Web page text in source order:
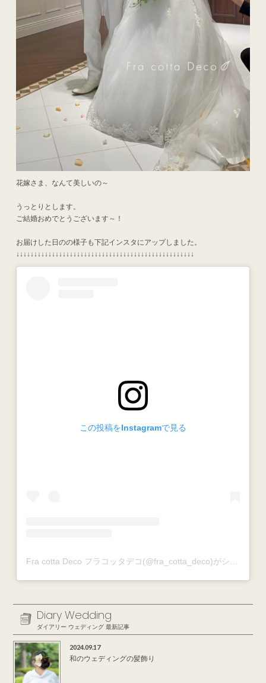
花嫁さま、なんて美しいの～
うっとりとします。
ご結婚おめでとうございます～！
お届けした日のの様子も下記インスタにアップしました。
↓↓↓↓↓↓↓↓↓↓↓↓↓↓↓↓↓↓↓↓↓↓↓↓↓↓↓↓↓↓↓↓↓↓↓↓↓↓↓↓↓↓↓↓↓↓↓↓↓↓
この投稿をInstagramで見る
Diary Wedding
ダイアリー ウェディング 最新記事
2024.09.17
和のウェディングの髪飾り